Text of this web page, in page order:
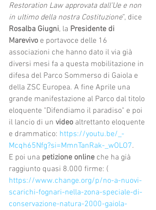
Restoration Law approvata dall’Ue e non
in ultimo della nostra Costituzione”, dice
Rosalba Giugni, la Presidente di
Marevivo e portavoce delle 16
associazioni che hanno dato il via già
diversi mesi fa a questa mobilitazione in
difesa del Parco Sommerso di Gaiola e
della ZSC Europea. A fine Aprile una
grande manifestazione al Parco dal titolo
eloquente "Difendiamo il paradiso" e poi
il lancio di un video altrettanto eloquente
e drammatico: https://youtu.be/_-
Mcqh65Nfg?si=MmnTanRak-_wOLO7.
E poi una petizione online che ha già
raggiunto quasi 8.000 firme: (
https://www.change.org/p/no-a-nuovi-
scarichi-fognari-nella-zona-speciale-di-
conservazione-natura-2000-gaiola-